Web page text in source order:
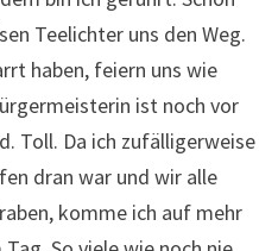
ich gleich bis Rotterdam
Nacht fühle ich mich
keine drei Schritte mehr
fühlen sich dick an wie
kriege ich dank Dirks